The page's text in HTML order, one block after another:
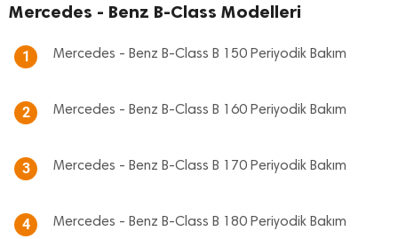
Mercedes - Benz B-Class Modelleri
1 Mercedes - Benz B-Class B 150 Periyodik Bakım
2 Mercedes - Benz B-Class B 160 Periyodik Bakım
3 Mercedes - Benz B-Class B 170 Periyodik Bakım
4 Mercedes - Benz B-Class B 180 Periyodik Bakım